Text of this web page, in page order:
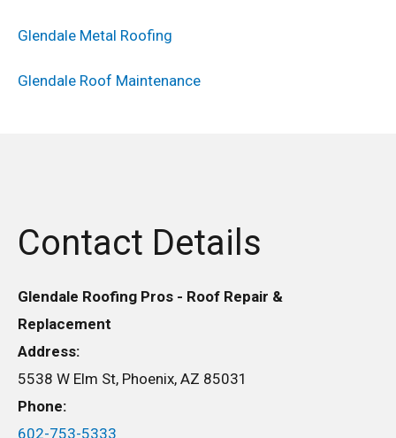
Glendale Metal Roofing
Glendale Roof Maintenance
Contact Details
Glendale Roofing Pros - Roof Repair &
Replacement
Address:
5538 W Elm St, Phoenix, AZ 85031
Phone:
602-753-5333